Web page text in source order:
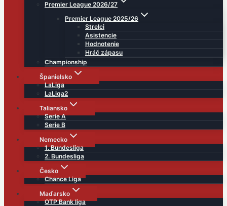
Premier League 2026/27
Premier League 2025/26
Strelci
Asistencie
Hodnotenie
Hráč zápasu
Championship
Španielsko
LaLiga
LaLiga2
Taliansko
Serie A
Serie B
Nemecko
1. Bundesliga
2. Bundesliga
Česko
Chance Liga
Maďarsko
OTP Bank liga